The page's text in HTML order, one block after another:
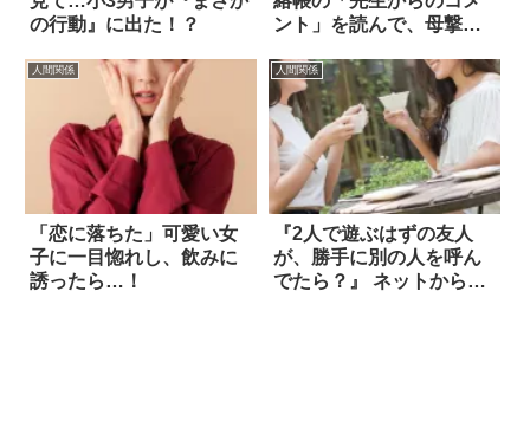
の行動』に出た！？
ント」を読んで、母撃
人間関係
「恋に落ちた」可愛い女
子に一目惚れし、飲みに
誘ったら…！
人間関係
『2人で遊ぶはずの友人
が、勝手に別の人を呼ん
でたら？』 ネットからは